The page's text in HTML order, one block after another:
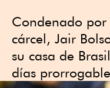
Condenado
cárcel, Jair
su casa de
días